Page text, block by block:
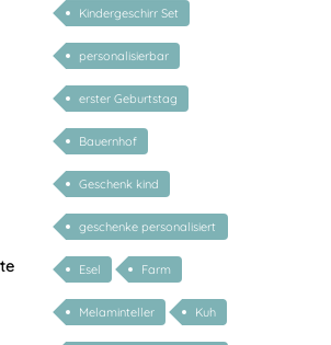
Kindergeschirr Set
personalisierbar
erster Geburtstag
Bauernhof
Geschenk kind
geschenke personalisiert
kinder
Esel
Farm
Melaminteller Kuh